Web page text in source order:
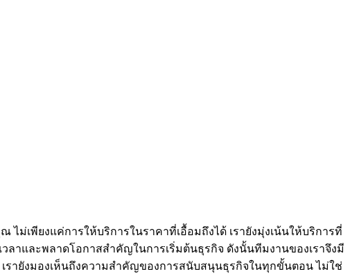
เพียงแค่การให้บริการในราคาที่เอื้อมถึงได้ เรายังมุ่งเน้นให้บริการที่
ลาและพลาดโอกาสสำคัญในการเริ่มต้นธุรกิจ ดังนั้นทีมงานของเราจึงมี
เรายังมองเห็นถึงความสำคัญของการสนับสนุนธุรกิจในทุกขั้นตอน ไม่ใช่